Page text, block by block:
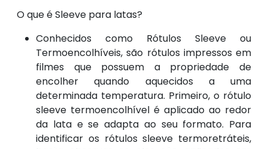
O que é Sleeve para latas?
Conhecidos como Rótulos Sleeve ou
Termoencolhíveis, são rótulos impressos em
filmes que possuem a propriedade de
encolher quando aquecidos a uma
determinada temperatura. Primeiro, o rótulo
slee­ve termoencolhível é aplicado ao redor
da lata e se adapta ao seu formato. Para
identificar os rótulos sleeve termoretráteis,